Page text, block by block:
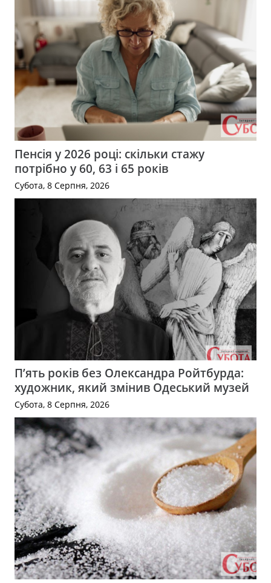
Пенсія у 2026 році: скільки стажу
потрібно у 60, 63 і 65 років
Субота, 8 Серпня, 2026
П’ять років без Олександра Ройтбурда:
художник, який змінив Одеський музей
Субота, 8 Серпня, 2026